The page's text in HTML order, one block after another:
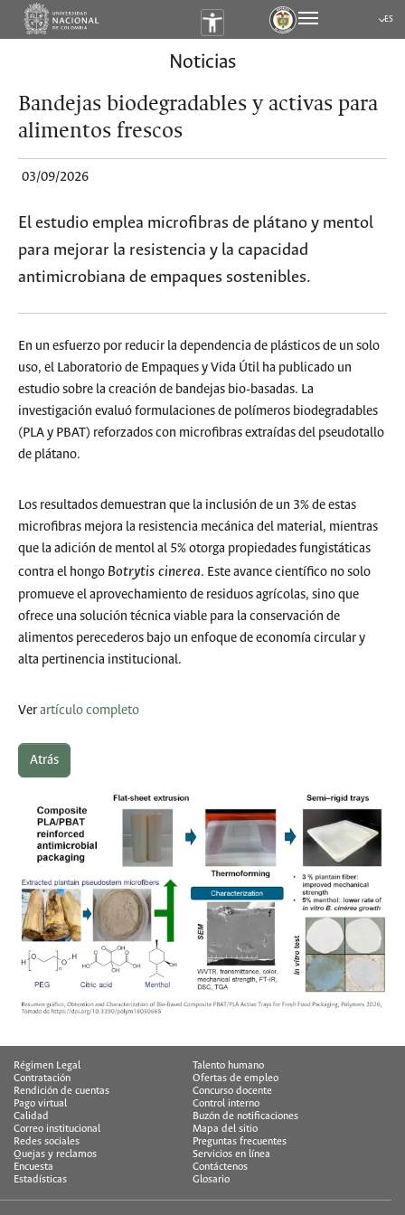
ES
Noticias
Bandejas biodegradables y activas para
alimentos frescos
03/09/2026
El estudio emplea microfibras de plátano y mentol
para mejorar la resistencia y la capacidad
antimicrobiana de empaques sostenibles.
En un esfuerzo por reducir la dependencia de plásticos de un solo
uso, el Laboratorio de Empaques y Vida Útil ha publicado un
estudio sobre la creación de bandejas bio-basadas. La
investigación evaluó formulaciones de polímeros biodegradables
(PLA y PBAT) reforzados con microfibras extraídas del pseudotallo
de plátano.
Los resultados demuestran que la inclusión de un 3% de estas
microfibras mejora la resistencia mecánica del material, mientras
que la adición de mentol al 5% otorga propiedades fungistáticas
contra el hongo Botrytis cinerea. Este avance científico no solo
promueve el aprovechamiento de residuos agrícolas, sino que
ofrece una solución técnica viable para la conservación de
alimentos perecederos bajo un enfoque de economía circular y
alta pertinencia institucional.
Verartículo completo
Atrás
Régimen Legal
Talento humano
Contratación
Ofertas de empleo
Rendición de cuentas
Concurso docente
Pago virtual
Control interno
Calidad
Buzón de notificaciones
Correo institucional
Mapa del sitio
Redes sociales
Preguntas frecuentes
Quejas y reclamos
Servicios en línea
Encuesta
Contáctenos
Estadísticas
Glosario